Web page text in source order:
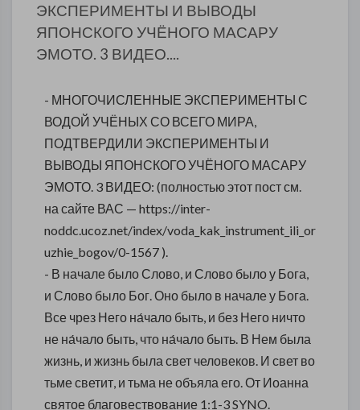
ЭКСПЕРИМЕНТЫ И ВЫВОДЫ
ЯПОНСКОГО УЧЁНОГО МАСАРУ
ЭМОТО. 3 ВИДЕО....
- МНОГОЧИСЛЕННЫЕ ЭКСПЕРИМЕНТЫ С
ВОДОЙ УЧЁНЫХ СО ВСЕГО МИРА,
ПОДТВЕРДИЛИ ЭКСПЕРИМЕНТЫ И
ВЫВОДЫ ЯПОНСКОГО УЧЁНОГО МАСАРУ
ЭМОТО. 3 ВИДЕО: (полностью этот пост см.
на сайте ВАС — https://inter-
noddc.ucoz.net/index/voda_kak_instrument_ili_or
uzhie_bogov/0-1567 ).
- В начале было Слово, и Слово было у Бога,
и Слово было Бог. Оно было в начале у Бога.
Все чрез Него на́чало быть, и без Него ничто
не на́чало быть, что на́чало быть. В Нем была
жизнь, и жизнь была свет человеков. И свет во
тьме светит, и тьма не объяла его. От Иоанна
святое благовествование 1:1-3 SYNO.